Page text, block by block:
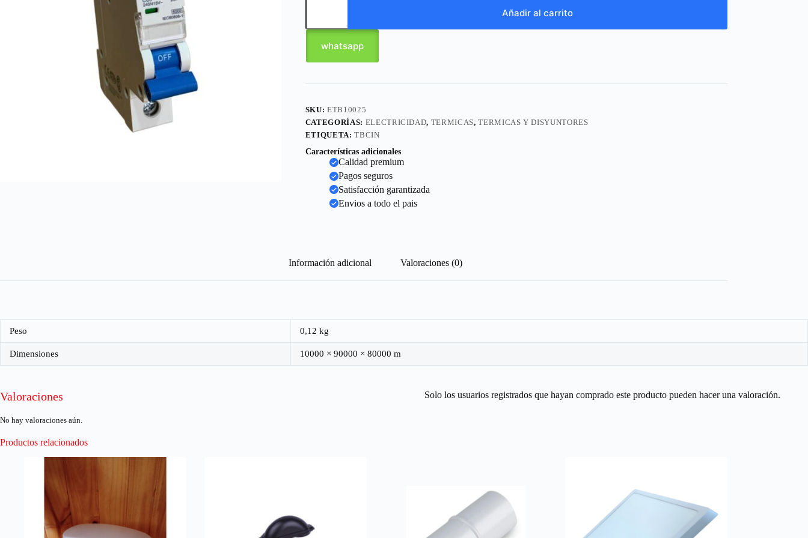
Añadir al carrito
whatsapp
SKU:ETB10025
CATEGORÍAS: ELECTRICIDAD, TERMICAS,TERMICAS Y DISYUNTORES
ETIQUETA:TBCIN
Características adicionales
Calidad premium
Pagos seguros
Satisfacción garantizada
Envios a todo el pais
Información adicional Valoraciones (0)
Peso 0,12 kg
Dimensiones 10000 × 90000 × 80000 m
Valoraciones
No hay valoraciones aún.
Solo los usuarios registrados que hayan comprado este producto pueden hacer una valoración.
Productos relacionados